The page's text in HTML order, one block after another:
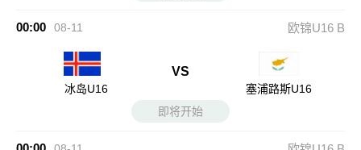
00:00 08-11 欧锦U16 B
冰岛U16
VS
塞浦路斯U16
即将开始